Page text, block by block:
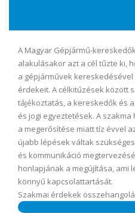
A Magyar Gépjármű-
alakulásakor azt a cél tűzte ki,
a gépjárművek
érdekeit. A célkitűzések között
tájékoztatás, a kereskedők és
és jogi egyeztetések. A
a megerősítése miatt tíz évvel
újabb lépések váltak
és kommunikáció
honlapjának a megújítása, ami
könnyű kapcsolattartását.
Szakmai érdekek